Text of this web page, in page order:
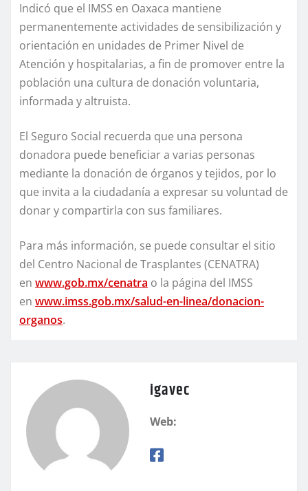
Indicó que el IMSS en Oaxaca mantiene
permanentemente actividades de sensibilización y
orientación en unidades de Primer Nivel de
Atención y hospitalarias, a fin de promover entre la
población una cultura de donación voluntaria,
informada y altruista.
El Seguro Social recuerda que una persona
donadora puede beneficiar a varias personas
mediante la donación de órganos y tejidos, por lo
que invita a la ciudadanía a expresar su voluntad de
donar y compartirla con sus familiares.
Para más información, se puede consultar el sitio
del Centro Nacional de Trasplantes (CENATRA)
en www.gob.mx/cenatra o la página del IMSS
en www.imss.gob.mx/salud-en-linea/donacion-
organos.
igavec
Web: